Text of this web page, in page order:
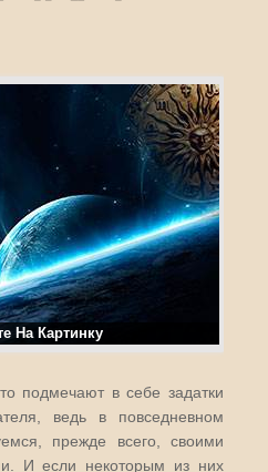
На Картинку
подмечают в себе задатки
ведь в повседневном
прежде всего, своими
И если некоторым из них